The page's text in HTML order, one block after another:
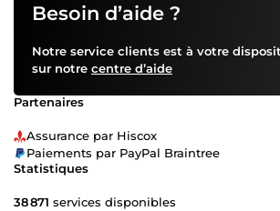
Besoin d’aide ?
Notre service clients est à votre
sur notre centre d’aide
Partenaires
Assurance par Hiscox
Paiements par PayPal Braintree
Statistiques
38 871 services disponibles